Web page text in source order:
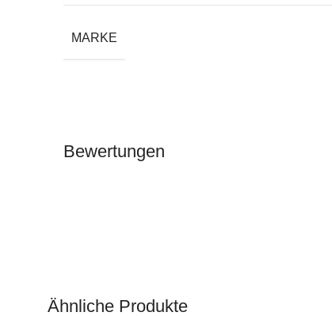
MARKE
Bewertungen
Ähnliche Produkte